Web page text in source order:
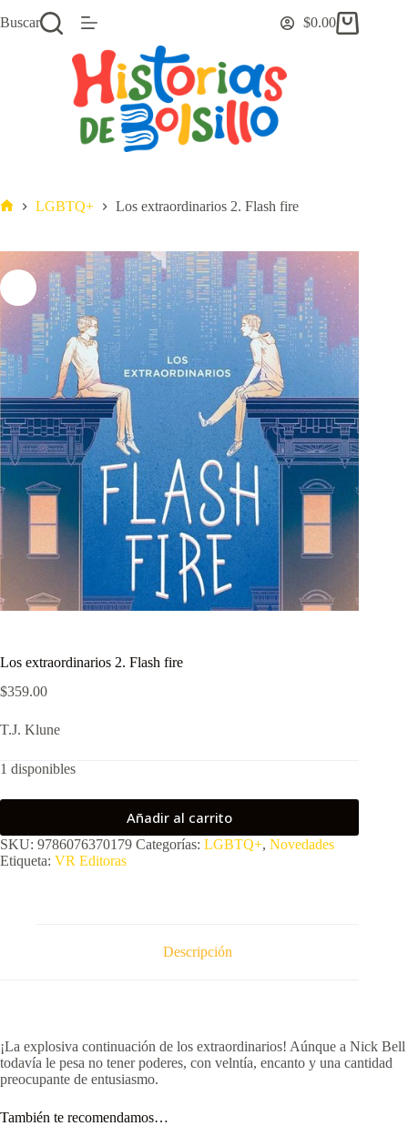
al
Buscar
Carro
$0.00
LGBTQ+ Los extraordinarios 2. Flash fire
Los extraordinarios 2. Flash fire
$359.00
T.J. Klune
1 disponibles
Añadir al carrito
SKU: 9786076370179 Categorías: LGBTQ+, Novedades
Etiqueta: VR Editoras
Descripción
¡La explosiva continuación de los extraordinarios! Aúnque a Nick Bell
todavía le pesa no tener poderes, con velntía, encanto y una cantidad
preocupante de entusiasmo.
También te recomendamos…